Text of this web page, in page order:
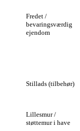
Fredet /
bevaringsværdig
ejendom
Stillads (tilbehør)
Lillesmur /
støttemur i have